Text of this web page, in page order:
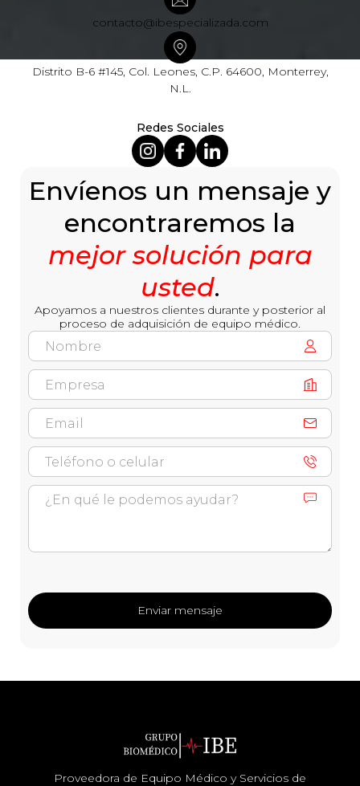
contacto@ibespecializada.com
Distrito B-6 #145, Col. Leones, C.P. 64600, Monterrey,
N.L.
Redes Sociales
Envíenos un mensaje y
encontraremos la
mejor solución para
usted.
Apoyamos a nuestros clientes durante y posterior al
proceso de adquisición de equipo médico.
Proveedora de Equipo Médico y Servicios de